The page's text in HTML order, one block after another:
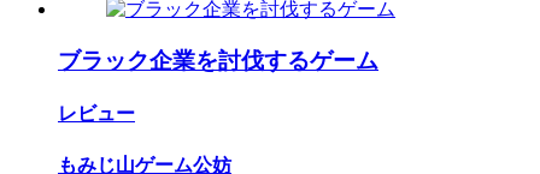
ブラック企業を討伐するゲーム
レビュー
もみじ山ゲーム公妨